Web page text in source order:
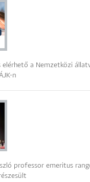
a Nemzetközi
n
professor emeritus